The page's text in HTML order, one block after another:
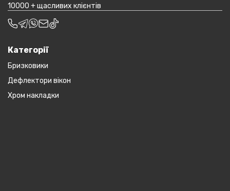
10000 + щасливих клієнтів
Категорії
Бризковики
Дефлектори вікон
Хром накладки